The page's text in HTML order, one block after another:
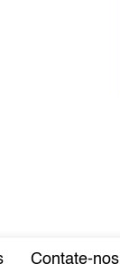
Contate-nos